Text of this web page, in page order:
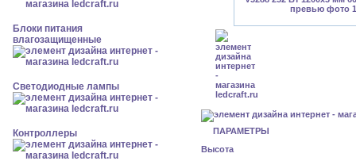
Блоки питания
влагозащищенные
Светодиодные лампы
Контроллеры
ПАРАМЕТРЫ
Высота